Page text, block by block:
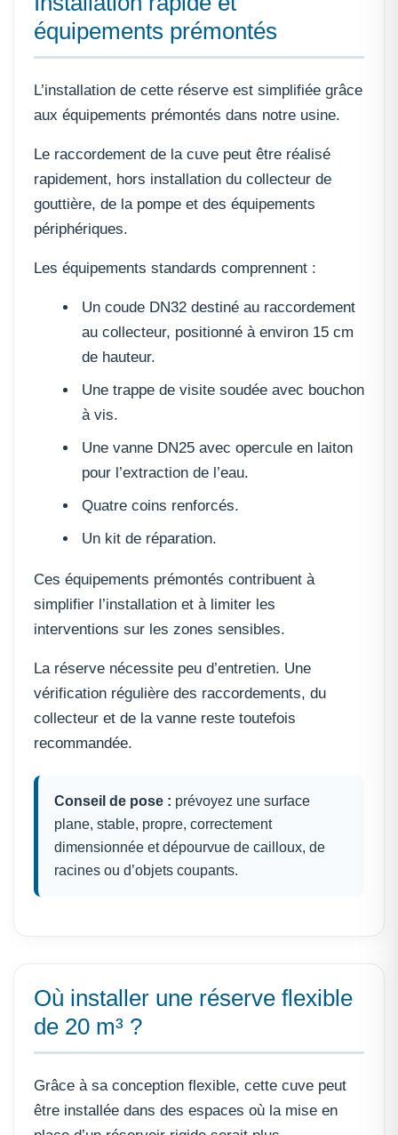
équipements prémontés
L’installation de cette réserve est simplifiée grâce
aux équipements prémontés dans notre usine.
Le raccordement de la cuve peut être réalisé
rapidement, hors installation du collecteur de
gouttière, de la pompe et des équipements
périphériques.
Les équipements standards comprennent :
Un coude DN32 destiné au raccordement
au collecteur, positionné à environ 15 cm
de hauteur.
Une trappe de visite soudée avec bouchon
à vis.
Une vanne DN25 avec opercule en laiton
pour l’extraction de l’eau.
Quatre coins renforcés.
Un kit de réparation.
Ces équipements prémontés contribuent à
simplifier l’installation et à limiter les
interventions sur les zones sensibles.
La réserve nécessite peu d’entretien. Une
vérification régulière des raccordements, du
collecteur et de la vanne reste toutefois
recommandée.
Conseil de pose : prévoyez une surface
plane, stable, propre, correctement
dimensionnée et dépourvue de cailloux, de
racines ou d’objets coupants.
Où installer une réserve flexible
de 20 m³ ?
Grâce à sa conception flexible, cette cuve peut
être installée dans des espaces où la mise en